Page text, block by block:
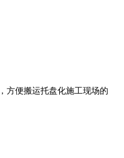
方便搬运托盘化施工现场的